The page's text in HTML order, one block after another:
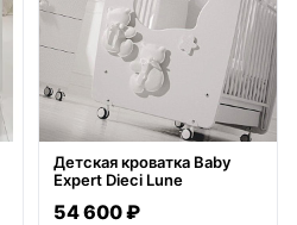
Детская кроватка Baby
Expert Dieci Lune
54 600 ₽